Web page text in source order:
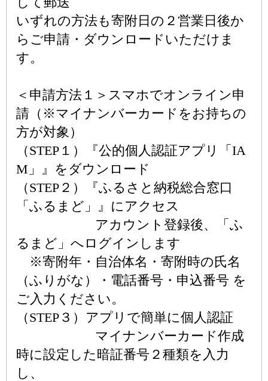
いずれの方法も寄附日の２営業日後か
らご申請・ダウンロードいただけま
す。
＜申請方法１＞スマホでオンライン申
請（※マイナンバーカードをお持ちの
方が対象）
（STEP１）『公的個人認証アプリ「IA
M」』をダウンロード
（STEP２）『ふるさと納税総合窓口
「ふるまど」』にアクセス
アカウント登録後、「ふ
るまど」へログインします
※寄附年・自治体名・寄附時の氏名
（ふりがな）・電話番号・申込番号 を
ご入力ください。
（STEP３）アプリで簡単に個人認証
マイナンバーカード作成
時に設定した暗証番号２種類を入力
し、